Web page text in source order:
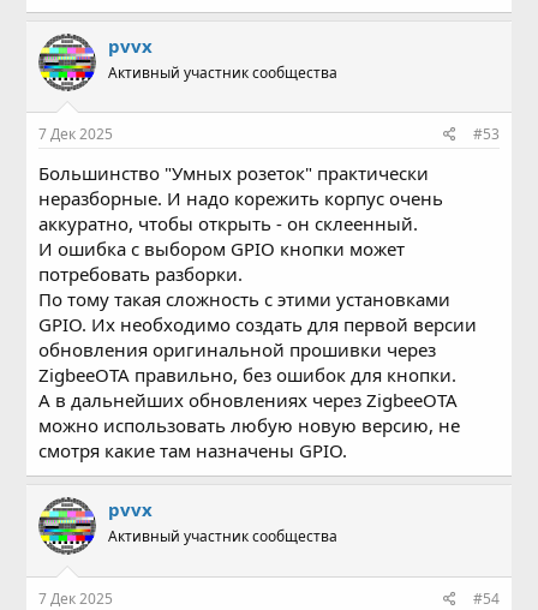
pvvx
Активный участник сообщества
7 Дек 2025 #53
Большинство "Умных розеток" практически
неразборные. И надо корежить корпус очень
аккуратно, чтобы открыть - он склеенный.
И ошибка с выбором GPIO кнопки может
потребовать разборки.
По тому такая сложность с этими установками
GPIO. Их необходимо создать для первой версии
обновления оригинальной прошивки через
ZigbeeOTA правильно, без ошибок для кнопки.
А в дальнейших обновлениях через ZigbeeOTA
можно использовать любую новую версию, не
смотря какие там назначены GPIO.
pvvx
Активный участник сообщества
7 Дек 2025 #54